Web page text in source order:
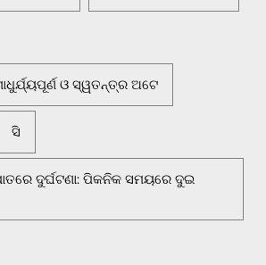
ଓ ସ୍ୱତନ୍ତ୍ର ଅଟେ
ସି
ଦୁର୍ଘଟଣା: ପିକନିକ ସମୟରେ ଦୁଇ